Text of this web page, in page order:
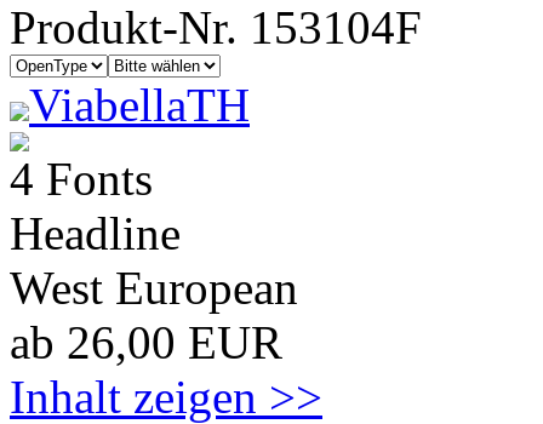
Produkt-Nr. 153104F
ViabellaTH
4 Fonts
Headline
West European
ab 26,00 EUR
Inhalt zeigen >>